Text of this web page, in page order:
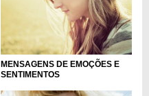
MENSAGENS DE EMOÇÕES E
SENTIMENTOS